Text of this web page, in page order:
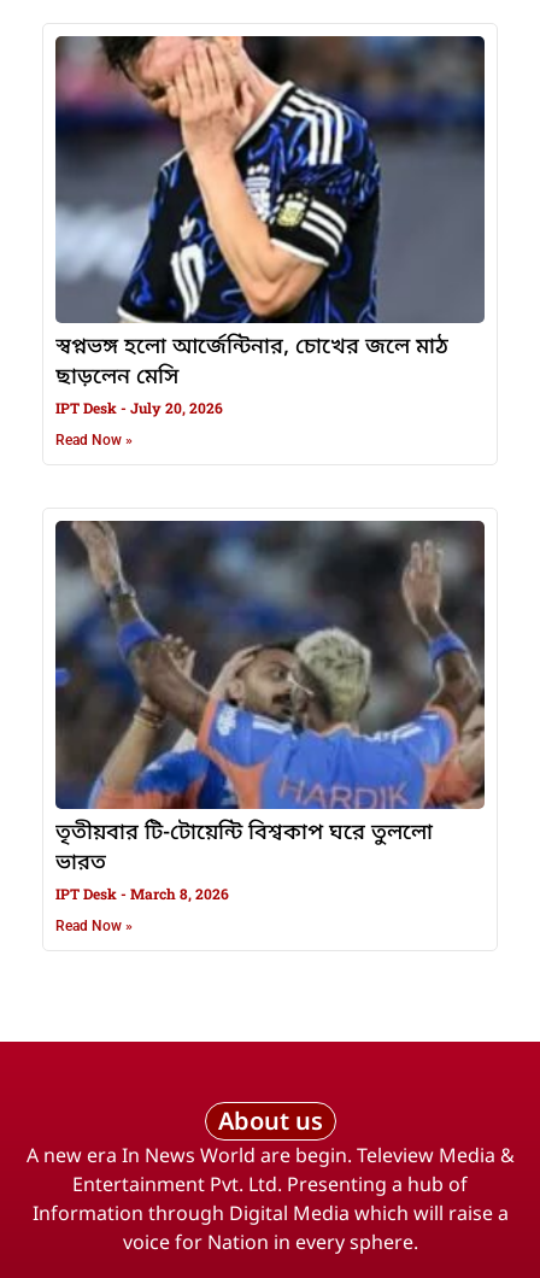
স্বপ্নভঙ্গ হলো আর্জেন্টিনার, চোখের জলে মাঠ
ছাড়লেন মেসি
IPT Desk July 20, 2026
Read Now »
তৃতীয়বার টি-টোয়েন্টি বিশ্বকাপ ঘরে তুললো
ভারত
IPT Desk March 8, 2026
Read Now »
About us
A new era In News World are begin. Teleview Media &
Entertainment Pvt. Ltd. Presenting a hub of
Information through Digital Media which will raise a
voice for Nation in every sphere.